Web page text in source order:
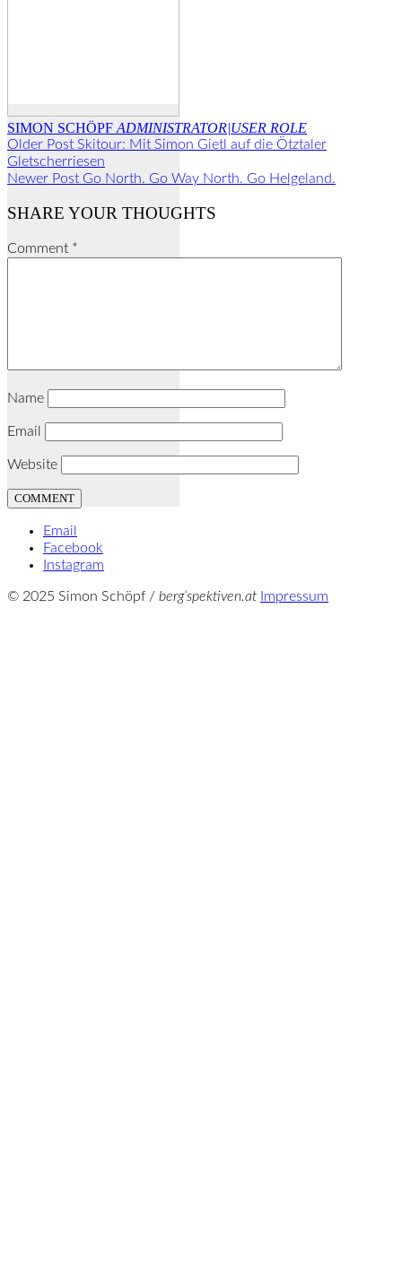
SIMON SCHÖPF ADMINISTRATOR|USER ROLE
Older Post Skitour: Mit Simon Gietl auf die Ötztaler
Gletscherriesen
Newer Post Go North. Go Way North. Go Helgeland.
SHARE YOUR THOUGHTS
Comment *
Name
Email
Website
Email
Facebook
Instagram
© 2025 Simon Schöpf / berg‘spektiven.at Impressum